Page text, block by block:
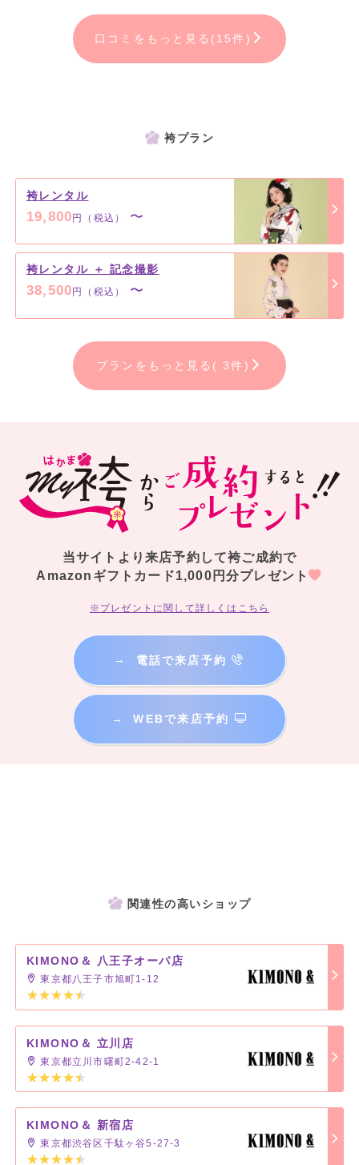
口コミをもっと見る(15件)
袴プラン
袴レンタル
19,800円（税込） 〜
袴レンタル ＋ 記念撮影
38,500 円（税込） 〜
プランをもっと見る( 3件)
当サイトより来店予約して袴ご成約で
Amazonギフトカード1,000円分プレゼント
※プレゼントに関して詳しくはこちら
→ 電話で来店予約
→ WEBで来店予約
関連性の高いショップ
KIMONO＆ 八王子オーパ店
東京都八王子市旭町1-12
KIMONO＆ 立川店
東京都立川市曙町2-42-1
KIMONO＆ 新宿店
東京都渋谷区千駄ヶ谷5-27-3